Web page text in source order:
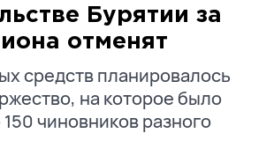
Бурятии за
отменят
средств планировалось
на которое было
чиновников разного